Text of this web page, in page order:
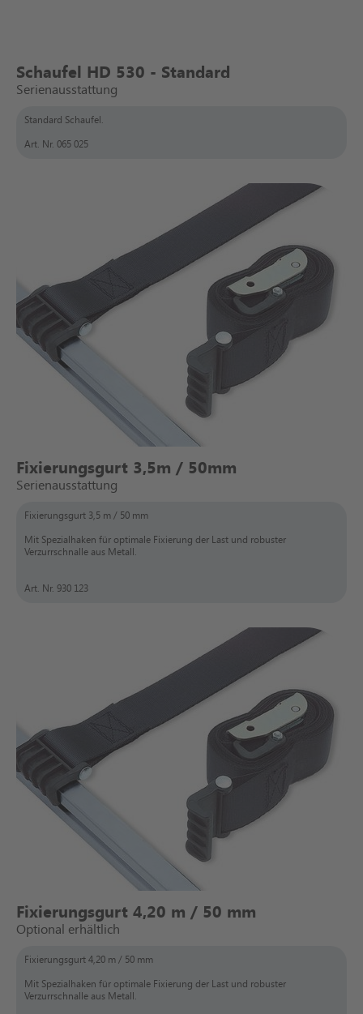
Schaufel HD 530 - Standard
Serienausstattung
Standard Schaufel.
Art. Nr. 065 025
Fixierungsgurt 3,5m / 50mm
Serienausstattung
Fixierungsgurt 3,5 m / 50 mm
Mit Spezialhaken für optimale Fixierung der Last und robuster
Verzurrschnalle aus Metall.
Art. Nr. 930 123
Fixierungsgurt 4,20 m / 50 mm
Optional erhältlich
Fixierungsgurt 4,20 m / 50 mm
Mit Spezialhaken für optimale Fixierung der Last und robuster
Verzurrschnalle aus Metall.